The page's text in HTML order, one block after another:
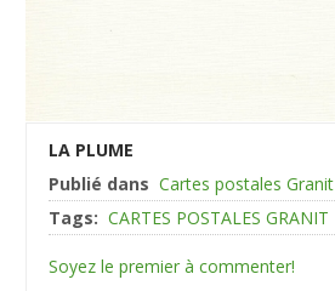
LA PLUME
Publié dans Cartes postales Granit
Tags: CARTES POSTALES GRANIT
Soyez le premier à commenter!